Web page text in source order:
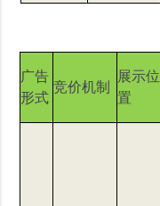
广告
形式
竞价机制
展示位
置